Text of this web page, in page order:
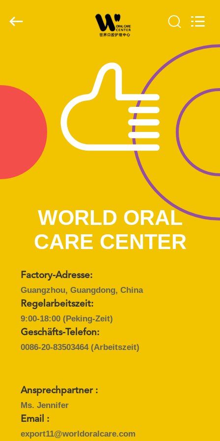
PRODUKTE
VIDEOS
AUSFLUG
QUALITÄTSKONTROLLE
TRETEN
SIE
MIT
UNS
VERBINDUNG
FORDERN
SIE
EIN
ZITAT
CENTER.
WORLD ORAL
CARE CENTER
Factory-Adresse:
Guangzhou, Guangdong, China
Regelarbeitszeit:
9:00-18:00 (Peking-Zeit)
Geschäfts-Telefon:
0086-20-83503464(Arbeitszeit)
Ansprechpartner :
Ms. Jennifer
Email :
export11@worldoralcare.com